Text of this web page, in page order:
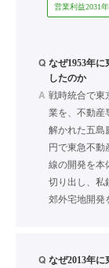
営業利益2031
Q なぜ1953年
したのか
A 戦時統合で東
業を、不動産
解かれた五島
円で東急不動
線の開発を本
切り出し、私
郊外宅地開発
Q なぜ2013年